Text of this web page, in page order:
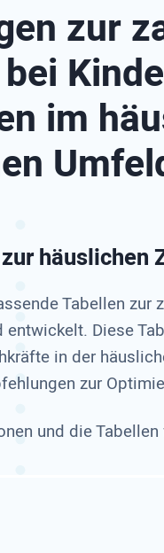
zur
im
häuslichen
Tabellen
Diese
in der
zur
und die